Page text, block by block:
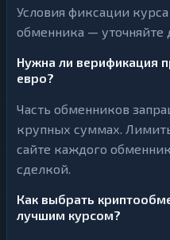
Условия фиксации
обменника — уточняйте
Нужна ли верификация
евро?
Часть обменников
крупных суммах.
сайте каждого
сделкой.
Как выбрать
лучшим курсом?